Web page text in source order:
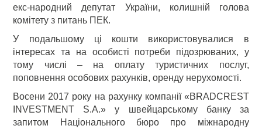
екс-народний депутат України, колишній голова
комітету з питань ПЕК.
У подальшому ці кошти використовувалися в
інтересах та на особисті потреби підозрюваних, у
тому числі – на оплату туристичних послуг,
поповнення особових рахунків, оренду нерухомості.
Восени 2017 року на рахунку компанії «BRADCREST
INVESTMENT S.A.» у швейцарському банку за
запитом Національного бюро про міжнародну